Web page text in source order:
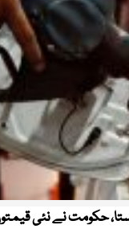
حکومت نے نئی